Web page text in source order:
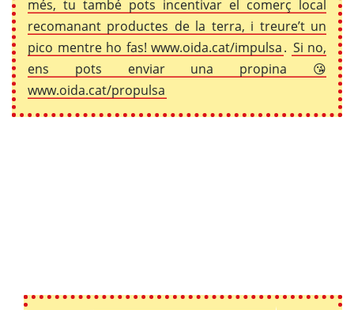
més, tu també pots incentivar el comerç local
recomanant productes de la terra, i treure’t un
pico mentre ho fas! www.oida.cat/impulsa. Si no,
ens pots enviar una propina 😘
www.oida.cat/propulsa